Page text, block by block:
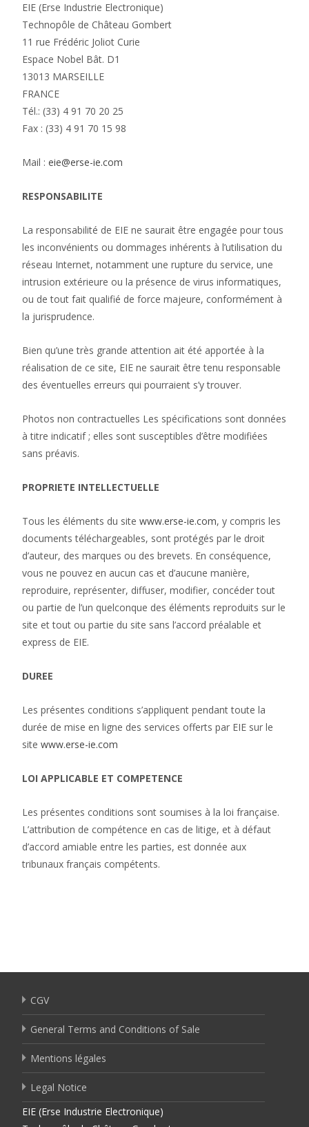
EIE (Erse Industrie Electronique)
Technopôle de Château Gombert
11 rue Frédéric Joliot Curie
Espace Nobel Bât. D1
13013 MARSEILLE
FRANCE
Tél.: (33) 4 91 70 20 25
Fax : (33) 4 91 70 15 98
Mail : eie@erse-ie.com
RESPONSABILITE
La responsabilité de EIE ne saurait être engagée pour tous
les inconvénients ou dommages inhérents à l’utilisation du
réseau Internet, notamment une rupture du service, une
intrusion extérieure ou la présence de virus informatiques,
ou de tout fait qualifié de force majeure, conformément à
la jurisprudence.
Bien qu’une très grande attention ait été apportée à la
réalisation de ce site, EIE ne saurait être tenu responsable
des éventuelles erreurs qui pourraient s’y trouver.
Photos non contractuelles Les spécifications sont données
à titre indicatif ; elles sont susceptibles d’être modifiées
sans préavis.
PROPRIETE INTELLECTUELLE
Tous les éléments du site www.erse-ie.com, y compris les
documents téléchargeables, sont protégés par le droit
d’auteur, des marques ou des brevets. En conséquence,
vous ne pouvez en aucun cas et d’aucune manière,
reproduire, représenter, diffuser, modifier, concéder tout
ou partie de l’un quelconque des éléments reproduits sur le
site et tout ou partie du site sans l’accord préalable et
express de EIE.
DUREE
Les présentes conditions s’appliquent pendant toute la
durée de mise en ligne des services offerts par EIE sur le
site www.erse-ie.com
LOI APPLICABLE ET COMPETENCE
Les présentes conditions sont soumises à la loi française.
L’attribution de compétence en cas de litige, et à défaut
d’accord amiable entre les parties, est donnée aux
tribunaux français compétents.
CGV
General Terms and Conditions of Sale
Mentions légales
Legal Notice
EIE (Erse Industrie Electronique)